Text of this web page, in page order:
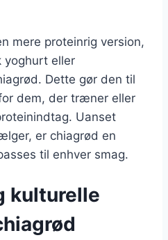
mere proteinrig version,
eller
Dette gør den til
dem, der træner eller
Uanset
er chiagrød en
til enhver smag.
kulturelle